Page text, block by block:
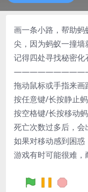
画一条小路，帮助
尖，因为蚂蚁一撞墙
记得四处寻找秘密化
拖动鼠标或手指来画
按任意键/长按静止
按空格键/长按移动
死亡次数过多后，会
如果对移动感到困
游戏有时可能很难